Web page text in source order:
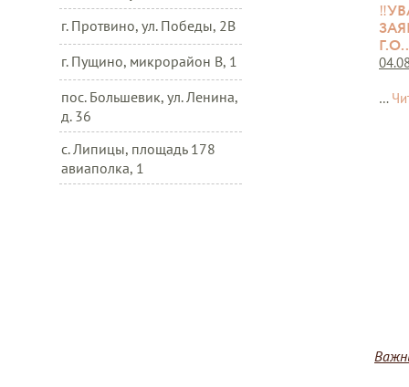
г. Протвино, ул. Победы, 2В
г. Пущино, микрорайон В, 1
пос. Большевик, ул. Ленина,
д. 36
с. Липицы, площадь 178
авиаполка, 1
Г.О.
…